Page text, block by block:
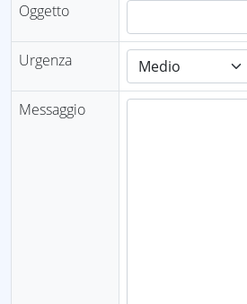
Oggetto
Urgenza
Messaggio